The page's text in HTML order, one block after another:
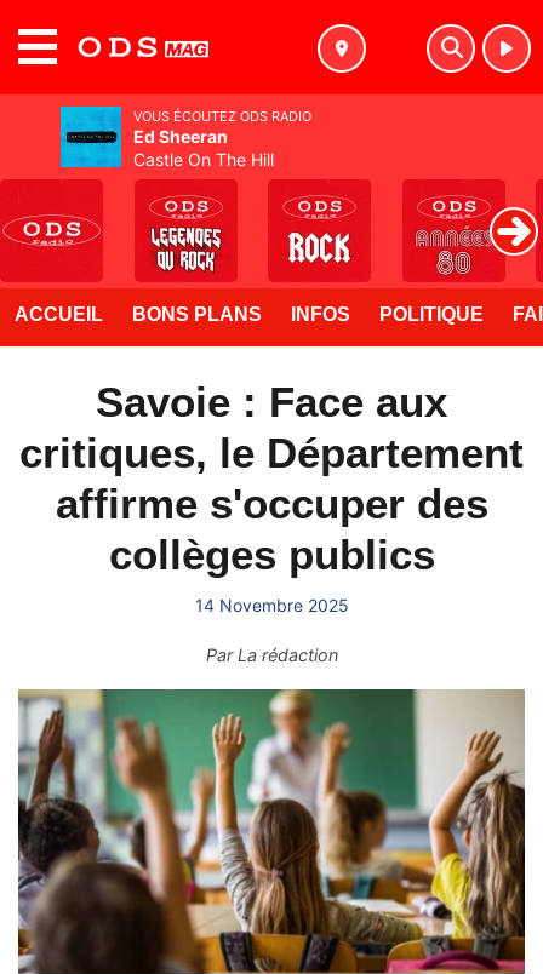
ACCUEIL BONS PLANS INFOS POLITIQUE
Savoie : Face aux
critiques, le Département
affirme s'occuper des
collèges publics
14 Novembre 2025
ParLa rédaction
VOUS ÉCOUTEZ ODS RADIO
Ed Sheeran
Castle On The Hill